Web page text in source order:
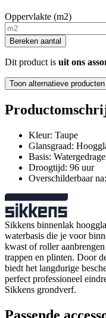
Oppervlakte (m2)
Bereken aantal
Dit product is uit ons
Toon alternatieve producten
Kleur: Taupe
Glansgraad:
Basis:
Droogtijd: 96 uur
Overschilderbaar
Sikkens binnenlak
waterbasis die je voor
kwast of roller
trappen en plinten. Door
biedt het langdurige
perfect professioneel
Sikkens grondverf.